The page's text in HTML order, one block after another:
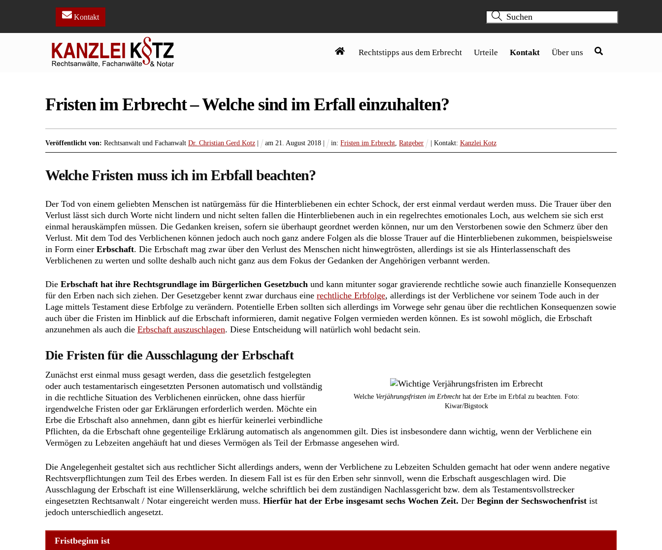
Kontakt
Rechtstipps aus dem Erbrecht Urteile Kontakt Über uns
Fristen im Erbrecht – Welche sind im Erfall einzuhalten?
Veröffentlicht von: Rechtsanwalt und Fachanwalt Dr. Christian Gerd Kotz am21.August 2018 in:Fristen im Erbrecht,Ratgeber | Kontakt: Kanzlei Kotz
Welche Fristen muss ich im Erbfall beachten?
Der Tod von einem geliebten Menschen ist natürgemäss für die Hinterbliebenen ein echter Schock, der erst einmal verdaut werden muss. Die Trauer über den
Verlust lässt sich durch Worte nicht lindern und nicht selten fallen die Hinterbliebenen auch in ein regelrechtes emotionales Loch, aus welchem sie sich erst
einmal herauskämpfen müssen. Die Gedanken kreisen, sofern sie überhaupt geordnet werden können, nur um den Verstorbenen sowie den Schmerz über den
Verlust. Mit dem Tod des Verblichenen können jedoch auch noch ganz andere Folgen als die blosse Trauer auf die Hinterbliebenen zukommen, beispielsweise
in Form einer Erbschaft. Die Erbschaft mag zwar über den Verlust des Menschen nicht hinwegtrösten, allerdings ist sie als Hinterlassenschaft des
Verblichenen zu werten und sollte deshalb auch nicht ganz aus dem Fokus der Gedanken der Angehörigen verbannt werden.
Die Erbschaft hat ihre Rechtsgrundlage im Bürgerlichen Gesetzbuch und kann mitunter sogar gravierende rechtliche sowie auch finanzielle Konsequenzen
für den Erben nach sich ziehen. Der Gesetzgeber kennt zwar durchaus eine rechtliche Erbfolge, allerdings ist der Verblichene vor seinem Tode auch in der
Lage mittels Testament diese Erbfolge zu verändern. Potentielle Erben sollten sich allerdings im Vorwege sehr genau über die rechtlichen Konsequenzen sowie
auch über die Fristen im Hinblick auf die Erbschaft informieren, damit negative Folgen vermieden werden können. Es ist sowohl möglich, die Erbschaft
anzunehmen als auch die Erbschaft auszuschlagen. Diese Entscheidung will natürlich wohl bedacht sein.
Die Fristen für die Ausschlagung der Erbschaft
Welche Verjährungsfristen im Erbrecht hat der Erbe im Erbfal zu beachten. Foto:
Kiwar/Bigstock
Zunächst erst einmal muss gesagt werden, dass die gesetzlich festgelegten
oder auch testamentarisch eingesetzten Personen automatisch und vollständig
in die rechtliche Situation des Verblichenen einrücken, ohne dass hierfür
irgendwelche Fristen oder gar Erklärungen erforderlich werden. Möchte ein
Erbe die Erbschaft also annehmen, dann gibt es hierfür keinerlei verbindliche
Pflichten, da die Erbschaft ohne gegenteilige Erklärung automatisch als angenommen gilt. Dies ist insbesondere dann wichtig, wenn der Verblichene ein
Vermögen zu Lebzeiten angehäuft hat und dieses Vermögen als Teil der Erbmasse angesehen wird.
Die Angelegenheit gestaltet sich aus rechtlicher Sicht allerdings anders, wenn der Verblichene zu Lebzeiten Schulden gemacht hat oder wenn andere negative
Rechtsverpflichtungen zum Teil des Erbes werden. In diesem Fall ist es für den Erben sehr sinnvoll, wenn die Erbschaft ausgeschlagen wird. Die
Ausschlagung der Erbschaft ist eine Willenserklärung, welche schriftlich bei dem zuständigen Nachlassgericht bzw. dem als Testamentsvollstrecker
eingesetzten Rechtsanwalt / Notar eingereicht werden muss. Hierfür hat der Erbe insgesamt sechs Wochen Zeit. Der Beginn der Sechswochenfrist ist
jedoch unterschiedlich angesetzt.
Fristbeginn ist